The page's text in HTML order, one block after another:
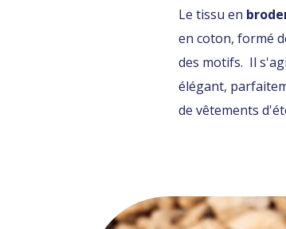
Le tissu en
en coton, formé
des motifs. Il
élégant,
de vêtements